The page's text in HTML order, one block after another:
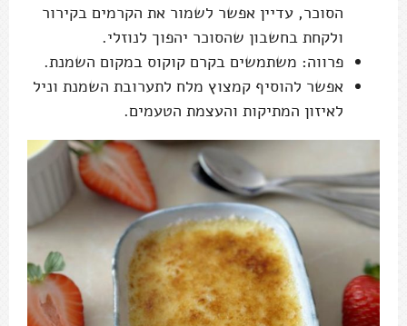
הסוכר, עדיין אפשר לשמור את הקרמים בקירור
ולקחת בחשבון שהסוכר יהפוך לנוזלי.
פרווה: משתמשים בקרם קוקוס במקום השמנת.
אפשר להוסיף קמצוץ מלח לתערובת השמנת וניל
לאיזון המתיקות והעצמת הטעמים.